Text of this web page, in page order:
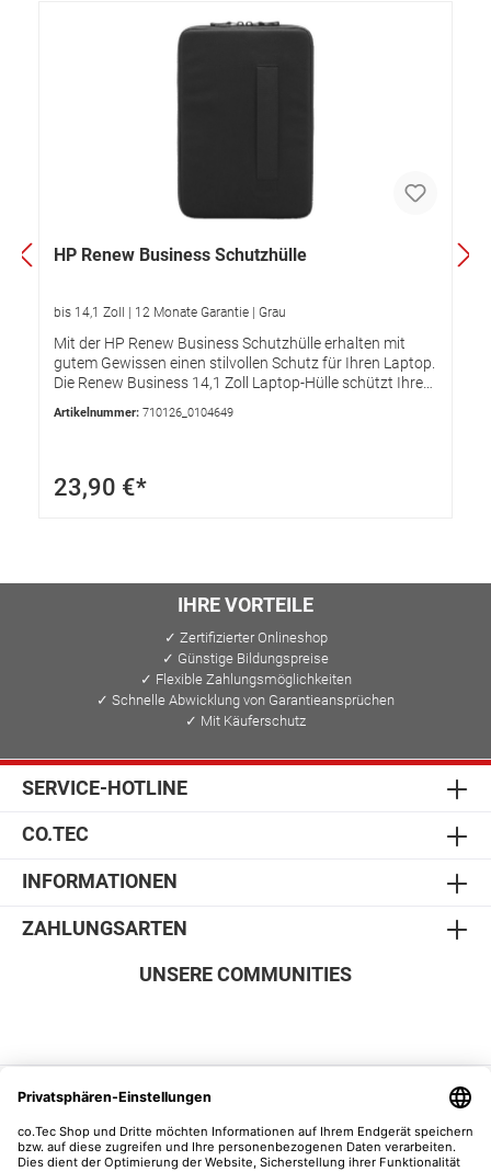
HP Renew Business Schutzhülle
bis 14,1 Zoll | 12 Monate Garantie | Grau
Mit der HP Renew Business Schutzhülle erhalten mit
gutem Gewissen einen stilvollen Schutz für Ihren Laptop.
Die Renew Business 14,1 Zoll Laptop-Hülle schützt Ihren
Aufbewahrung Ihres Zubehörs. Die Hülle besteht aus
und ein hohes Maß an Komfort bieten. Nachhaltig und
stilbewusstNutzen und schützen Sie Ihren Laptop mit
Ozean, während alle Schilder, Bänder und Polster aus
100 % recycelten, biologisch abbaubaren Materialien
Elektronikdieben das Leben schwer. Ein RFID-Fach
schützt Ihre Chipkarten und Daten vor Scannern,
während doppelt gewickelte, verschließbare
Reißverschluss- und Schlupffächer einen sicheren Platz
für Ihre Habseligkeiten bieten. Zusätzlich profitieren Sie
Vorrichtung zum Auffinden Ihrer Tasche. Bestens
organisiert unterwegsIn dieser Tasche herrscht stets
Ordnung, wenn Sie sich bewegen müssen, ob im
Zahlreiche Schlupf- und Reißverschlussfächer schützen
praktischen Kabeldurchführung bleiben Ihr Telefon, Ihre
diese schlanke, gepolsterte und weich gefütterte Hülle
schieben Sie sie in Ihre Tasche, wenn sich Ihr Arbeitsort
Artikelnummer: 710126_0104649
23,90 €*
IHRE VORTEILE
✓ Zertifizierter Onlineshop
✓ Günstige Bildungspreise
✓ Flexible Zahlungsmöglichkeiten
✓ Schnelle Abwicklung von Garantieansprüchen
✓ Mit Käuferschutz
SERVICE-HOTLINE
CO.TEC
INFORMATIONEN
ZAHLUNGSARTEN
SICHER EINKAUFEN
UNSERE COMMUNITIES